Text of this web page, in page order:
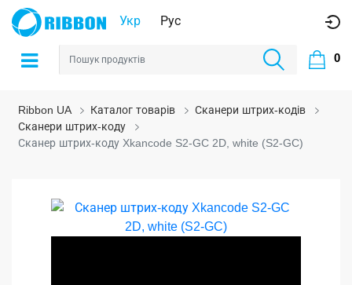
Укр Рус
0
Ribbon UA Каталог товарів
Сканери штрих-кодів
Сканери штрих-коду
Сканер штрих-коду Xkancode S2-GC 2D, white (S2-GC)